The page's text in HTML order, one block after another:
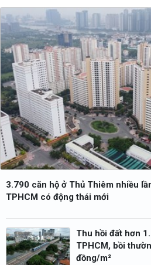
3.790 căn hộ ở Thủ Thiêm nhiều
TPHCM có động thái mới
Thu hồi đất hơn
TPHCM, bồi
đồng/m²